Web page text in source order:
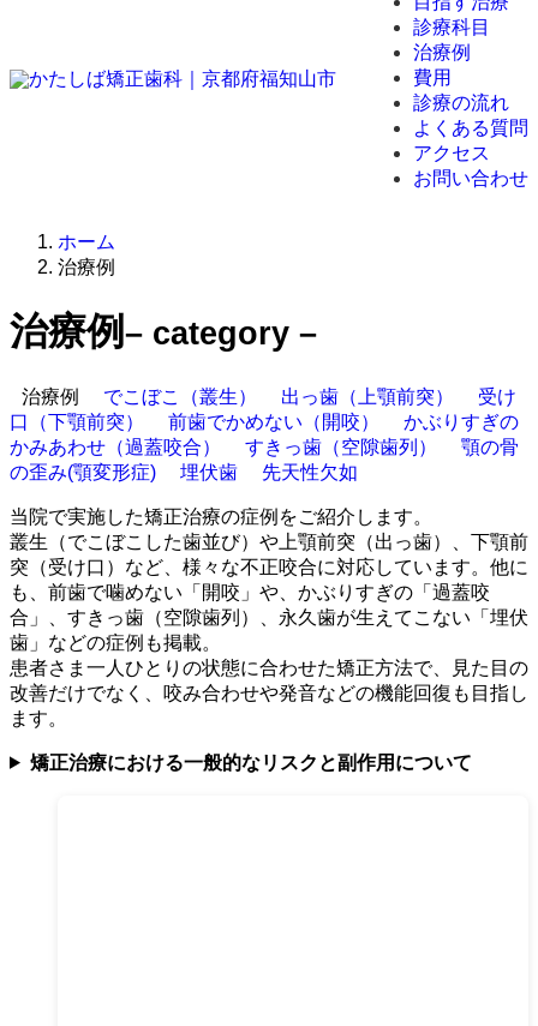
診療科目
治療例
費用
診療の流れ
よくある質問
アクセス
お問い合わせ
ホーム
治療例
治療例 – category –
治療例 でこぼこ（叢生） 出っ歯（上顎前突）
受け
口（下顎前突）
前歯でかめない（開咬）
かぶりすぎの
かみあわせ（過蓋咬合）
すきっ歯（空隙歯列）
顎の骨
の歪み(顎変形症)
埋伏歯 先天性欠如
当院で実施した矯正治療の症例をご紹介します。
叢生（でこぼこした歯並び）や上顎前突（出っ歯）、下顎前
突（受け口）など、様々な不正咬合に対応しています。他に
も、前歯で噛めない「開咬」や、かぶりすぎの「過蓋咬
合」、すきっ歯（空隙歯列）、永久歯が生えてこない「埋伏
歯」などの症例も掲載。
患者さま一人ひとりの状態に合わせた矯正方法で、見た目の
改善だけでなく、咬み合わせや発音などの機能回復も目指し
ます。
矯正治療における一般的なリスクと副作用について